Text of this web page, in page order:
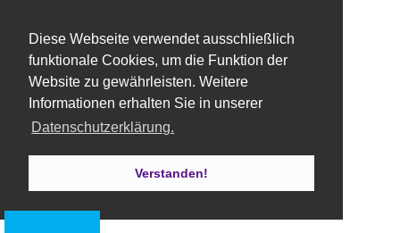
Diese Webseite verwendet ausschließlich
funktionale Cookies, um die Funktion der
Website zu gewährleisten. Weitere
Informationen erhalten Sie in unserer
Datenschutzerklärung.
Verstanden!